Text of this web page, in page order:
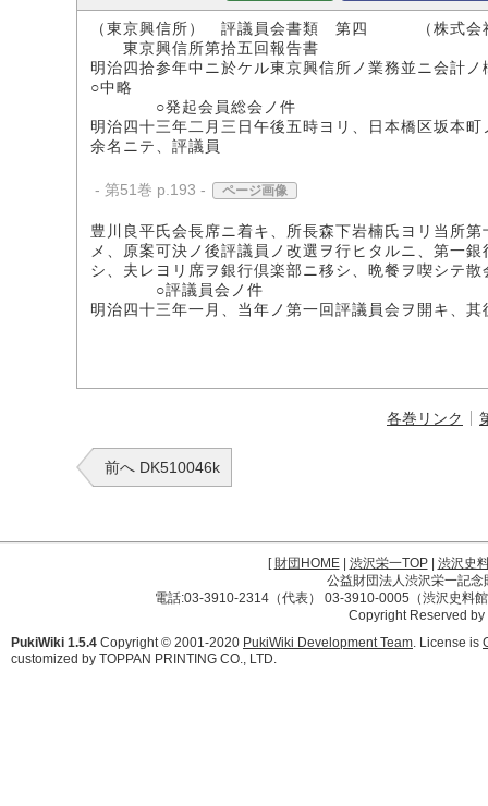
（東京興信所） 評議員会書類 第四 （株式会
東京興信所第拾五回報告書
明治四拾参年中ニ於ケル東京興信所ノ業務並ニ会計
○中略
○発起会員総会ノ件
明治四十三年二月三日午後五時ヨリ、日本橋区坂本
余名ニテ、評議員
- 第51巻 p.193 - ページ画像
豊川良平氏会長席ニ着キ、所長森下岩楠氏ヨリ当所
メ、原案可決ノ後評議員ノ改選ヲ行ヒタルニ、第一
シ、夫レヨリ席ヲ銀行倶楽部ニ移シ、晩餐ヲ喫シテ散
○評議員会ノ件
明治四十三年一月、当年ノ第一回評議員会ヲ開キ、
各巻リンク
前へ DK510046k
[財団HOME| 渋沢栄一TOP| 渋沢史
公益財団法人渋沢栄一記
電話:03-3910-2314（代表） 03-3910-0005（渋沢史料
Copyright Reserved
PukiWiki 1.5.4 Copyright © 2001-2020 PukiWiki Development Team. License is
customized by TOPPAN PRINTING CO., LTD.